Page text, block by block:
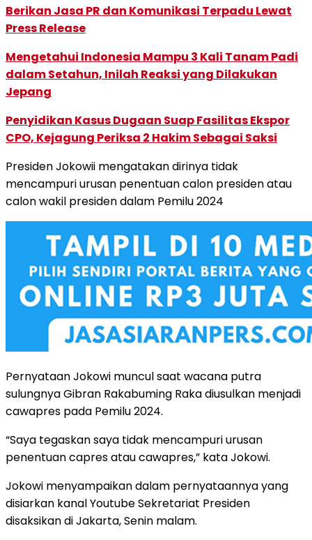
Berikan Jasa PR dan Komunikasi Terpadu Lewat
Press Release
Mengetahui Indonesia Mampu 3 Kali Tanam Padi
dalam Setahun, Inilah Reaksi yang Dilakukan
Jepang
Penyidikan Kasus Dugaan Suap Fasilitas Ekspor
CPO, Kejagung Periksa 2 Hakim Sebagai Saksi
Presiden Jokowii mengatakan dirinya tidak
mencampuri urusan penentuan calon presiden atau
calon wakil presiden dalam Pemilu 2024
Pernyataan Jokowi muncul saat wacana putra
sulungnya Gibran Rakabuming Raka diusulkan menjadi
cawapres pada Pemilu 2024.
“Saya tegaskan saya tidak mencampuri urusan
penentuan capres atau cawapres,” kata Jokowi.
Jokowi menyampaikan dalam pernyataannya yang
disiarkan kanal Youtube Sekretariat Presiden
disaksikan di Jakarta, Senin malam.